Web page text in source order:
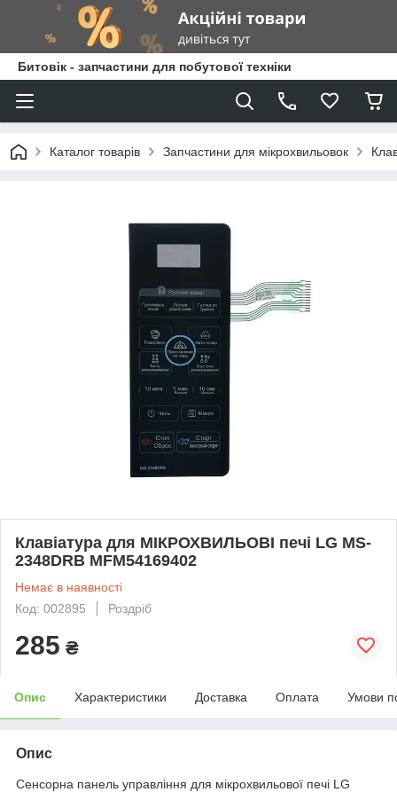
Битовік - запчастини для побутової техніки
Каталог товарів Запчастини для мікрохвильовок
Клавіатура для МІКРОХВИЛЬОВІ печі LG MS-
2348DRB MFM54169402
Немає в наявності
Код: 002895
Роздріб
285 ₴
Опис Характеристики Доставка Оплата Умови
Опис
Сенсорна панель управління для мікрохвильової печі LG